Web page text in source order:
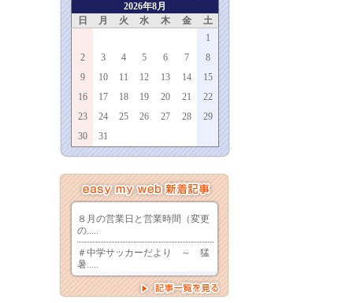
2026年8月
日
月 火 水 木 金
土
1
2
3 4 5 6 7
8
9
10 11 12 13 14
15
16
17 18 19 20 21
22
23
24 25 26 27 28
29
30
31